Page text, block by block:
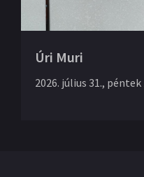
Úri Muri
2026. július 31., péntek